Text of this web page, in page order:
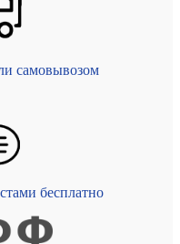
самовывозом
бесплатно